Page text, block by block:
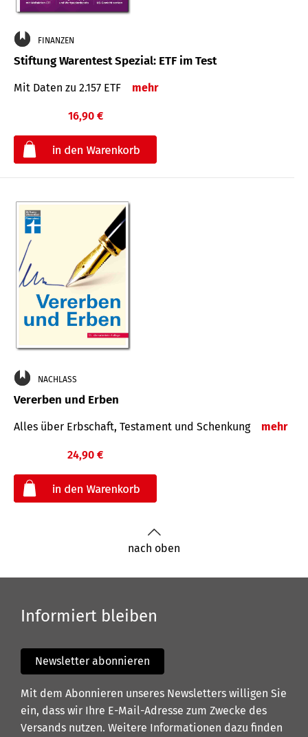
FINANZEN
Stiftung Warentest Spezial: ETF im Test
Mit Daten zu 2.157 ETF mehr
16,90 €
NACHLASS
Vererben und Erben
Alles über Erbschaft, Testament und Schenkung mehr
24,90 €
nach oben
Informiert bleiben
Newsletter abonnieren
Mit dem Abonnieren unseres Newsletters willigen Sie
ein, dass wir Ihre E-Mail-Adresse zum Zwecke des
Versands nutzen. Weitere Informationen dazu finden